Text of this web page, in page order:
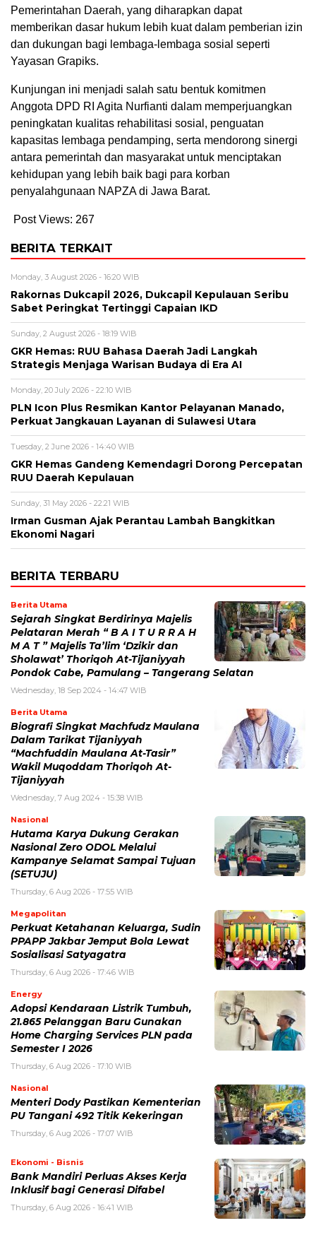
Pemerintahan Daerah, yang diharapkan dapat
memberikan dasar hukum lebih kuat dalam pemberian izin
dan dukungan bagi lembaga-lembaga sosial seperti
Yayasan Grapiks.
Kunjungan ini menjadi salah satu bentuk komitmen
Anggota DPD RI Agita Nurfianti dalam memperjuangkan
peningkatan kualitas rehabilitasi sosial, penguatan
kapasitas lembaga pendamping, serta mendorong sinergi
antara pemerintah dan masyarakat untuk menciptakan
kehidupan yang lebih baik bagi para korban
penyalahgunaan NAPZA di Jawa Barat.
Post Views: 267
BERITA TERKAIT
Monday, 3 August 2026 - 16:20 WIB
Rakornas Dukcapil 2026, Dukcapil Kepulauan Seribu
Sabet Peringkat Tertinggi Capaian IKD
Sunday, 2 August 2026 - 18:19 WIB
GKR Hemas: RUU Bahasa Daerah Jadi Langkah
Strategis Menjaga Warisan Budaya di Era AI
Monday, 20 July 2026 - 22:10 WIB
PLN Icon Plus Resmikan Kantor Pelayanan Manado,
Perkuat Jangkauan Layanan di Sulawesi Utara
Tuesday, 2 June 2026 - 14:40 WIB
GKR Hemas Gandeng Kemendagri Dorong Percepatan
RUU Daerah Kepulauan
Sunday, 31 May 2026 - 22:21 WIB
Irman Gusman Ajak Perantau Lambah Bangkitkan
Ekonomi Nagari
BERITA TERBARU
Berita Utama
Sejarah Singkat Berdirinya Majelis
Pelataran Merah “ B A I T U R R A H
M A T ” Majelis Ta’lim ‘Dzikir dan
Sholawat’ Thoriqoh At-Tijaniyyah
Pondok Cabe, Pamulang – Tangerang Selatan
Wednesday, 18 Sep 2024 - 14:47 WIB
Berita Utama
Biografi Singkat Machfudz Maulana
Dalam Tarikat Tijaniyyah
“Machfuddin Maulana At-Tasir”
Wakil Muqoddam Thoriqoh At-
Tijaniyyah
Wednesday, 7 Aug 2024 - 15:38 WIB
Nasional
Hutama Karya Dukung Gerakan
Nasional Zero ODOL Melalui
Kampanye Selamat Sampai Tujuan
(SETUJU)
Thursday, 6 Aug 2026 - 17:55 WIB
Megapolitan
Perkuat Ketahanan Keluarga, Sudin
PPAPP Jakbar Jemput Bola Lewat
Sosialisasi Satyagatra
Thursday, 6 Aug 2026 - 17:46 WIB
Energy
Adopsi Kendaraan Listrik Tumbuh,
21.865 Pelanggan Baru Gunakan
Home Charging Services PLN pada
Semester I 2026
Thursday, 6 Aug 2026 - 17:10 WIB
Nasional
Menteri Dody Pastikan Kementerian
PU Tangani 492 Titik Kekeringan
Thursday, 6 Aug 2026 - 17:07 WIB
Ekonomi - Bisnis
Bank Mandiri Perluas Akses Kerja
Inklusif bagi Generasi Difabel
Thursday, 6 Aug 2026 - 16:41 WIB